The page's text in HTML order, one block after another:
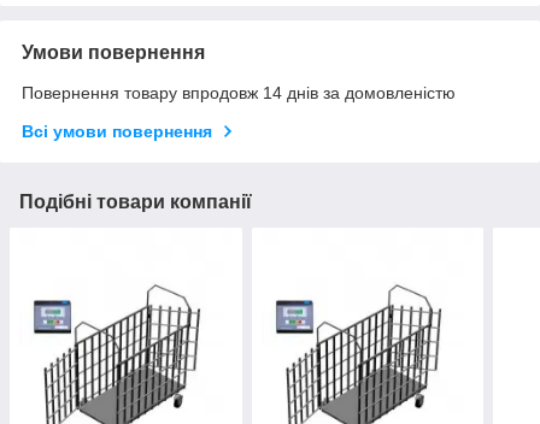
Умови повернення
Повернення товару впродовж 14 днів за домовленістю
Всі умови повернення
Подібні товари компанії